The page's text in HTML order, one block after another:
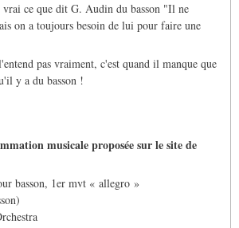
ce que dit G. Audin du basson "Il ne
on a toujours besoin de lui pour faire une
pas vraiment, c'est quand il manque que
y a du basson !
musicale proposée sur le site de
basson, 1er mvt « allegro »